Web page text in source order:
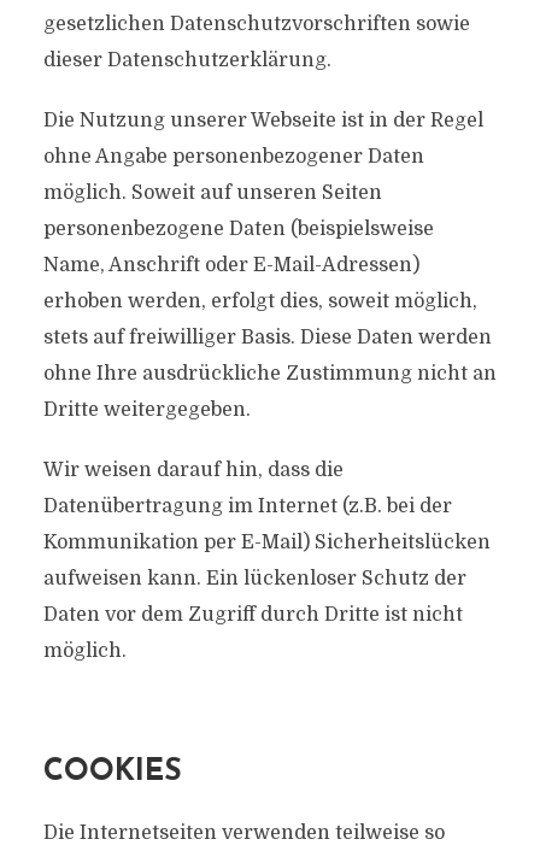
gesetzlichen Datenschutzvorschriften sowie
dieser Datenschutzerklärung.
Die Nutzung unserer Webseite ist in der Regel
ohne Angabe personenbezogener Daten
möglich. Soweit auf unseren Seiten
personenbezogene Daten (beispielsweise
Name, Anschrift oder E-Mail-Adressen)
erhoben werden, erfolgt dies, soweit möglich,
stets auf freiwilliger Basis. Diese Daten werden
ohne Ihre ausdrückliche Zustimmung nicht an
Dritte weitergegeben.
Wir weisen darauf hin, dass die
Datenübertragung im Internet (z.B. bei der
Kommunikation per E-Mail) Sicherheitslücken
aufweisen kann. Ein lückenloser Schutz der
Daten vor dem Zugriff durch Dritte ist nicht
möglich.
COOKIES
Die Internetseiten verwenden teilweise so